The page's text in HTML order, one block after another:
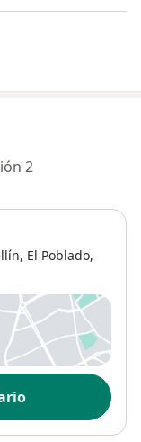
2
El Poblado,
una nueva